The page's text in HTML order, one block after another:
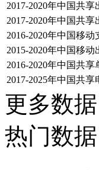
2017-2020年中国共
2017-2020年中国共
2016-2020年中国移
2015-2020年中国移
2016-2020年中国共
2017-2025年中国共
更多数
热门数据